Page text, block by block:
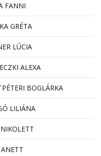
FANNI
GRÉTA
LÚCIA
ALEXA
BOGLÁRKA
LILIÁNA